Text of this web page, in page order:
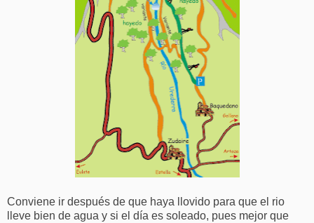
Conviene ir después de que haya llovido para que el rio
lleve bien de agua y si el día es soleado, pues mejor que